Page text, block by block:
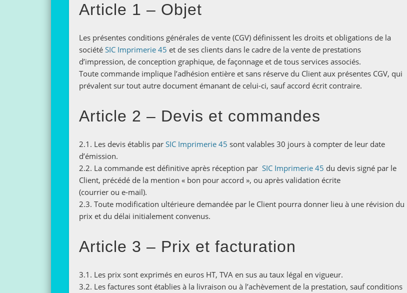
Article 1 – Objet
Les présentes conditions générales de vente (CGV) définissent les droits et obligations de la
sociétéSIC Imprimerie 45 et de ses clients dans le cadre de la vente de prestations
d’impression, de conception graphique, de façonnage et de tous services associés.
Toute commande implique l’adhésion entière et sans réserve du Client aux présentes CGV, qui
prévalent sur tout autre document émanant de celui-ci, sauf accord écrit contraire.
Article 2 – Devis et commandes
2.1. Les devis établis parSIC Imprimerie 45 sont valables 30 jours à compter de leur date
d’émission.
2.2. La commande est définitive après réception parSIC Imprimerie 45 du devis signé par le
Client, précédé de la mention « bon pour accord », ou après validation écrite
(courrier ou e-mail).
2.3. Toute modification ultérieure demandée par le Client pourra donner lieu à une révision du
prix et du délai initialement convenus.
Article 3 – Prix et facturation
3.1. Les prix sont exprimés en euros HT, TVA en sus au taux légal en vigueur.
3.2. Les factures sont établies à la livraison ou à l’achèvement de la prestation, sauf conditions